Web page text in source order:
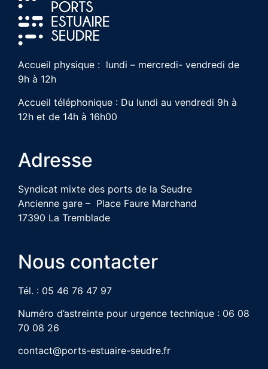
Accueil physique : lundi – mercredi- vendredi de
9h à 12h
Accueil téléphonique : Du lundi au vendredi 9h à
12h et de 14h à 16h00
Adresse
Syndicat mixte des ports de la Seudre
Ancienne gare – Place Faure Marchand
17390 La Tremblade
Nous contacter
Tél. : 05 46 76 47 97
Numéro d’astreinte pour urgence technique : 06 08
70 08 26
contact@ports-estuaire-seudre.fr